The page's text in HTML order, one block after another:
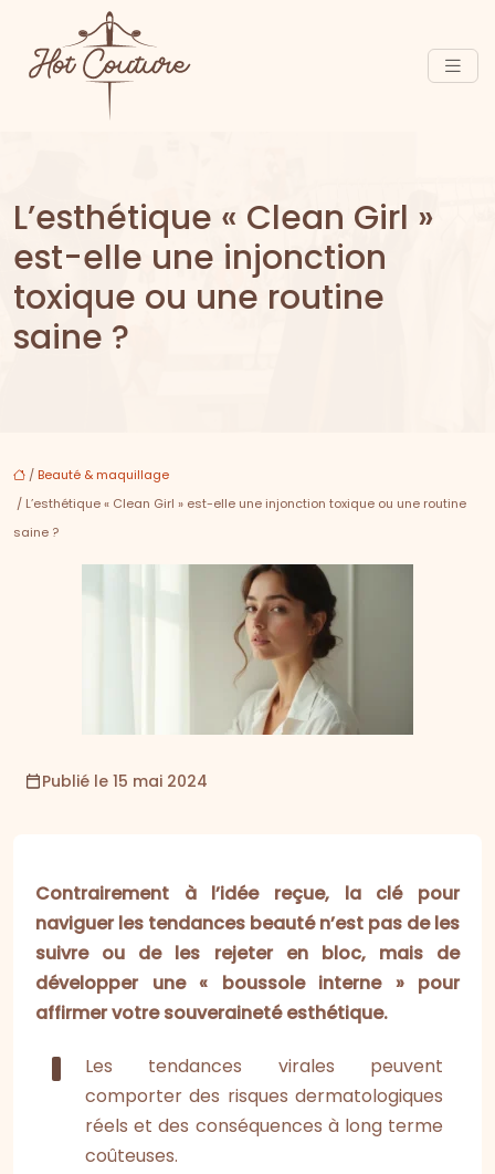
L’esthétique « Clean Girl »
est-elle une injonction
toxique ou une routine
saine ?
/ Beauté & maquillage
/ L’esthétique « Clean Girl » est-elle une injonction toxique ou une routine
saine ?
Publié le 15 mai 2024
Contrairement à l’idée reçue, la clé pour
naviguer les tendances beauté n’est pas de les
suivre ou de les rejeter en bloc, mais de
développer une « boussole interne » pour
affirmer votre souveraineté esthétique.
Les tendances virales peuvent
comporter des risques dermatologiques
réels et des conséquences à long terme
coûteuses.